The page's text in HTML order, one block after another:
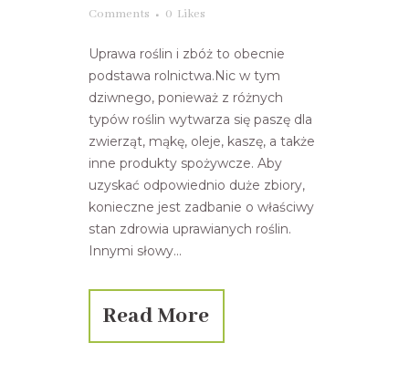
Comments
0 Likes
Uprawa roślin i zbóż to obecnie
podstawa rolnictwa.Nic w tym
dziwnego, ponieważ z różnych
typów roślin wytwarza się paszę dla
zwierząt, mąkę, oleje, kaszę, a także
inne produkty spożywcze. Aby
uzyskać odpowiednio duże zbiory,
konieczne jest zadbanie o właściwy
stan zdrowia uprawianych roślin.
Innymi słowy...
Read More